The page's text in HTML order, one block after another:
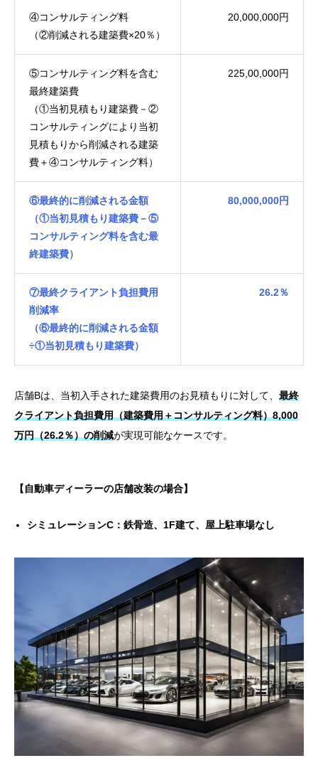
④コンサルティング料
（②削減される建築費×20％）
20,000,000円
⑤コンサルティング料を含む
最終建築費
（①当初見積もり建築費－②
コンサルティングにより当初
見積もりから削減される建築
費＋④コンサルティング料）
225,00,000円
⑥最終的に削減される金額
（①当初見積もり建築費－⑤
コンサルティング料を含む最
終建築費）
80,000,000円
⑦最終クライアント負担費用
削減率
（⑥最終的に削減される金額
÷①当初見積もり建築費）
26.2％
店舗Bは、当初入手された建築費用のお見積もりに対して、 最終
クライアント負担費用（建築費用＋コンサルティング料）8,000
万円（26.2％）の削減が実現可能なケースです。
【自動車ディーラーの店舗改装の場合】
シミュレーションC：鉄骨造、1F建て、屋上駐車場なし